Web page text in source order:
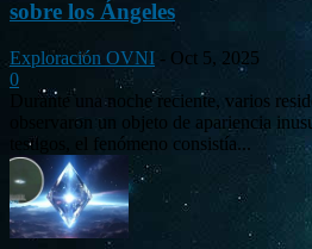
sobre los Ángeles
Exploración OVNI - Oct 5, 2025
0
Durante una noche reciente, varios
observaron un objeto de apariencia
testigos, el fenómeno consistía...